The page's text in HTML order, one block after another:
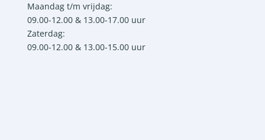
Maandag t/m vrijdag:
09.00-12.00 & 13.00-17.00 uur
Zaterdag:
09.00-12.00 & 13.00-15.00 uur